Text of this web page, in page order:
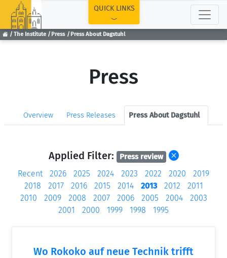
The Institute Press Press About Dagstuhl
QUICK LINKS
Press
Overview Press Releases Press About Dagstuhl
Applied Filter: Press review
Recent 2026 2025 2024 2023 2022 2020
2019
2018
2017 2016 2015 2014 2013 2012
2011
2010
2009 2008 2007 2006 2005 2004
2003
2001
2000 1999 1998 1995
Wo Rokoko auf neue Technik trifft